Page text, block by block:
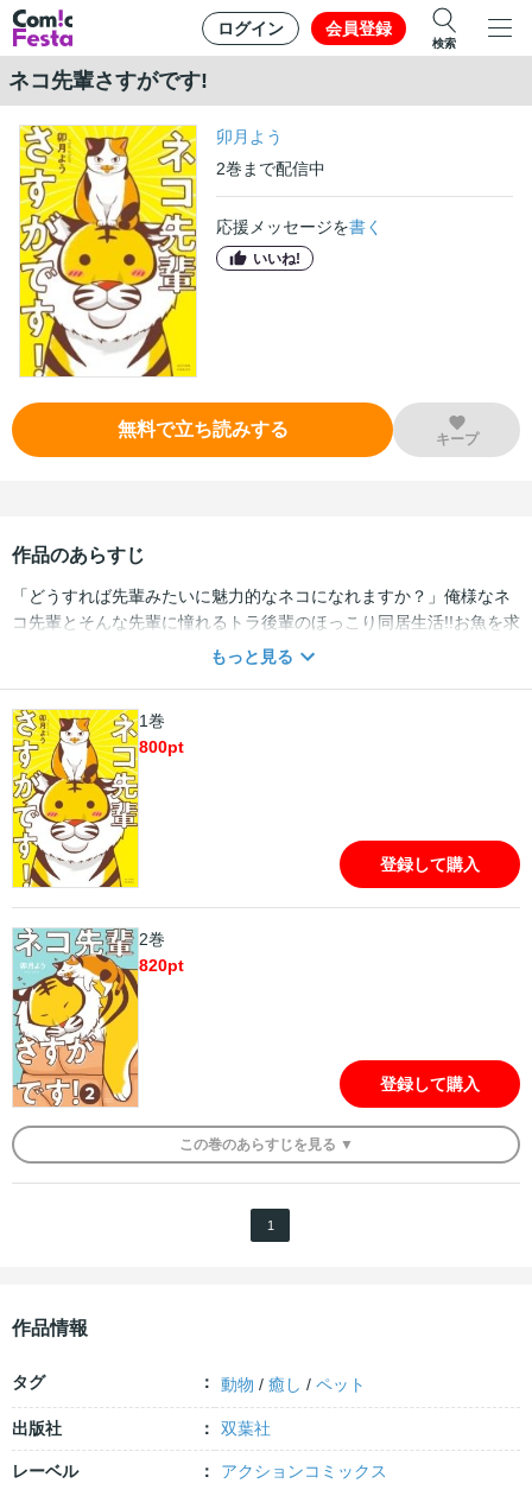
ログイン 会員登録
検索
ネコ先輩さすがです!
卯月よう
2巻 まで配信中
応援メッセージを書く
いいね!
無料で立ち読みする キープ
作品のあらすじ
「どうすれば先輩みたいに魅力的なネコになれますか？」俺様なネ
コ先輩とそんな先輩に憧れるトラ後輩のほっこり同居生活!!お魚を求
めたり、お気に入りの箱を探したり、ネコ集会に参加したり……
もっと見る
1巻
800pt
登録して購入
2巻
820pt
登録して購入
この巻のあらすじを 見る ▼
1
作品情報
タグ 動物 /癒し /ペット
出版社 双葉社
レーベル アクションコミックス